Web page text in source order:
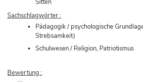
Sitten
Sachschlagwörter :
Pädagogik / psychologische
Strebsamkeit)
Schulwesen / Religion, Patriotismus
Bewertung :